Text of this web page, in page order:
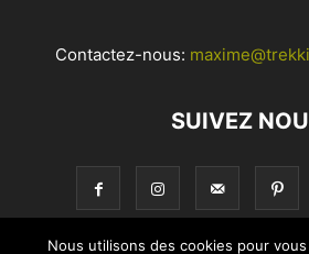
Contactez-nous:
SUIVEZ
Nous utilisons des cookies pour